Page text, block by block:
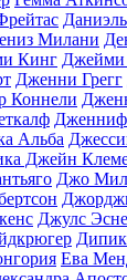
Милани
Кинг Джейми
Дженни Грегг
Коннели
Альба
Джейн
Джо
Джулс
Ева